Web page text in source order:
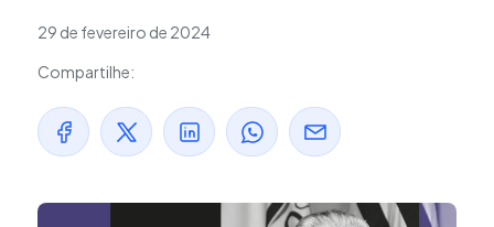
29 de fevereiro de 2024
Compartilhe: